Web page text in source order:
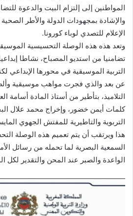
المواطنين إلى إلتزام البيت والدعوة
والإشادة بمجهودات الدولة والأطر
الإعلام للتصدي لوباء كورونا.
وتعد هذه هذه الوصلة التحسيسية
تضامنيا من استديو المصباح، نشاطا
التربية الموسيقية في محورها الإبداعي
عن بعد والذي فجرت مواهب موسيقية
التلاميذ، بتأطير من أستاذ المادة أسامة
كلمات أيمن خضور، وإخراج محمد علال
التربوية والتاطيرية للمفتش الجهوي
هذا ويرتقب أن يتم تعميم هذه الوصلة
السمعية البصرية لما تحمله من رسائل
الواعدة والصبر عند المحن والتقدير لكل
مشغل